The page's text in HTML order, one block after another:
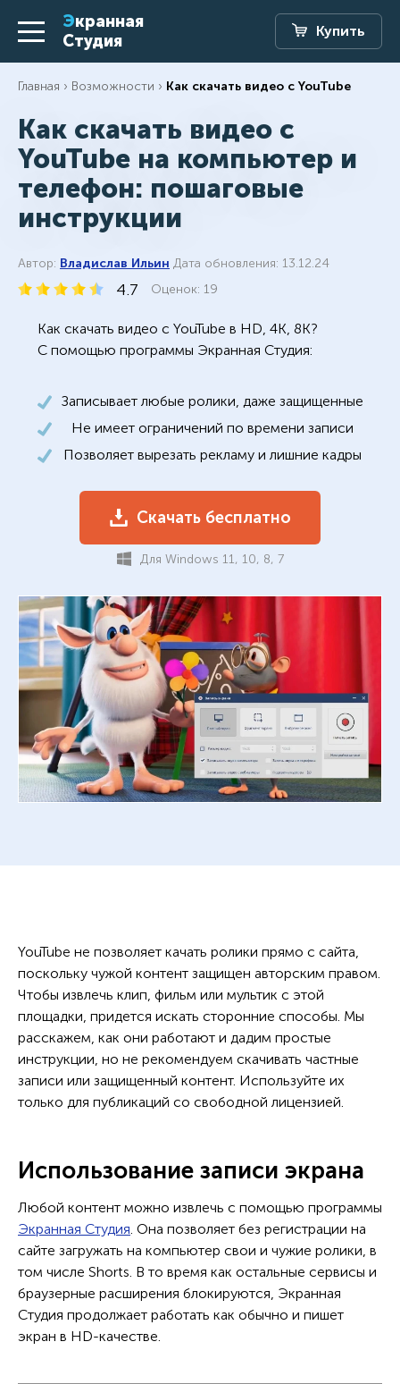
Экранная
Студия
Купить
Главная Возможности Как скачать видео с YouTube
Как скачать видео с
YouTube на компьютер и
телефон: пошаговые
инструкции
Автор: Владислав Ильин Дата обновления: 13.12.24
4.7 Оценок: 19
Как скачать видео с YouTube в HD, 4К, 8К?
С помощью программы Экранная Студия:
Записывает любые ролики, даже защищенные
Не имеет ограничений по времени записи
Позволяет вырезать рекламу и лишние кадры
Скачать бесплатно
Для Windows 11, 10, 8, 7
YouTube не позволяет качать ролики прямо с сайта,
поскольку чужой контент защищен авторским правом.
Чтобы извлечь клип, фильм или мультик с этой
площадки, придется искать сторонние способы. Мы
расскажем, как они работают и дадим простые
инструкции, но не рекомендуем скачивать частные
записи или защищенный контент. Используйте их
только для публикаций со свободной лицензией.
Использование записи экрана
Любой контент можно извлечь с помощью программы
Экранная Студия. Она позволяет без регистрации на
сайте загружать на компьютер свои и чужие ролики, в
том числе Shorts. В то время как остальные сервисы и
браузерные расширения блокируются, Экранная
Студия продолжает работать как обычно и пишет
экран в HD-качестве.